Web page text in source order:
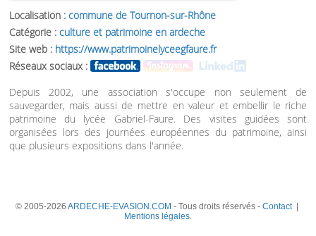
Localisation : commune de Tournon-sur-Rhône
Catégorie : culture et patrimoine en ardeche
Site web : https://www.patrimoinelyceegfaure.fr
Réseaux sociaux :
Depuis 2002, une association s'occupe non seulement de
sauvegarder, mais aussi de mettre en valeur et embellir le riche
patrimoine du lycée Gabriel-Faure. Des visites guidées sont
organisées lors des journées européennes du patrimoine, ainsi
que plusieurs expositions dans l'année.
© 2005-2026 ARDECHE-EVASION.COM - Tous droits réservés - Contact|
Mentions légales.